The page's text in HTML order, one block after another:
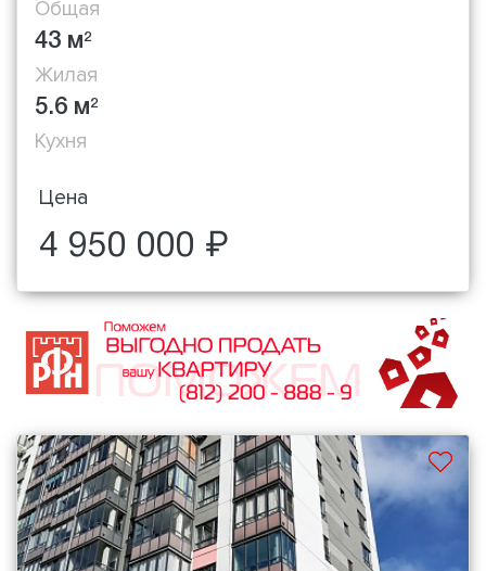
Общая
43 м2
Жилая
5.6 м2
Кухня
Цена
4 950 000 ₽